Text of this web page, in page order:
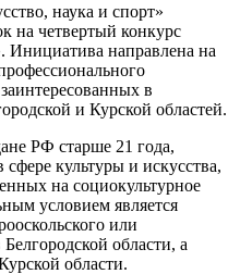
наука и спорт»
на четвертый конкурс
Инициатива направлена на
в
и Курской областей.
РФ старше 21 года,
культуры и искусства,
на социокультурное
условием является
или
области, а
области.